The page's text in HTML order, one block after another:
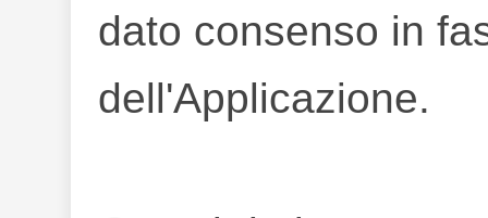
dato consenso in
dell'Applicazione.